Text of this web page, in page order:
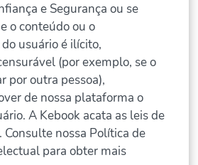
e Segurança ou se
o conteúdo ou o
usuário é ilícito,
(por exemplo, se o
por outra pessoa),
de nossa plataforma o
A Kebook acata as leis de
nossa Política de
para obter mais